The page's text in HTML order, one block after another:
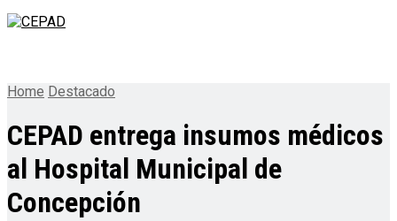
Home Destacado
CEPAD entrega insumos médicos
al Hospital Municipal de
Concepción